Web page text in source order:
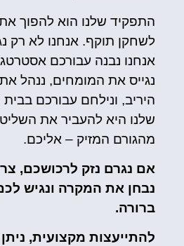
התפקיד שלנו הוא להפוך
לשחקן תוקף. אנחנו לא רק
אנחנו נבנה עבורכם
נגייס את המומחים, ננהל
היריב, ונילחם עבורכם
שלנו היא להעביר את
מהגורם המזיק – אליכם.
אם נגרם נזק לרכושכם,
נבחן את המקרה ונגיש
ברורה.
להתייעצות מקצועית,